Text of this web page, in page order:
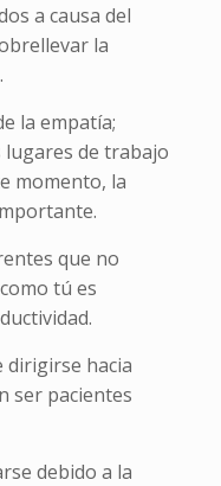
a causa del
la
la empatía;
de trabajo
momento, la
que no
tú es
dirigirse hacia
ser pacientes
debido a la